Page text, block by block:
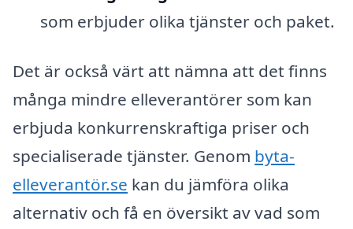
som erbjuder olika tjänster och paket.
Det är också värt att nämna att det finns
många mindre elleverantörer som kan
erbjuda konkurrenskraftiga priser och
specialiserade tjänster. Genom byta-
elleverantör.se kan du jämföra olika
alternativ och få en översikt av vad som